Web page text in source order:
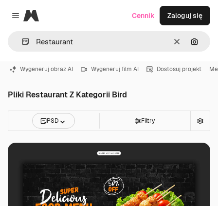
Close menu
Magnific
WyczyśćSzukaj
Cennik Zaloguj się
Wygeneruj obraz AI Wygeneruj film AI Dostosuj projekt
Pliki Restaurant Z Kategorii Bird
PSD Filtry